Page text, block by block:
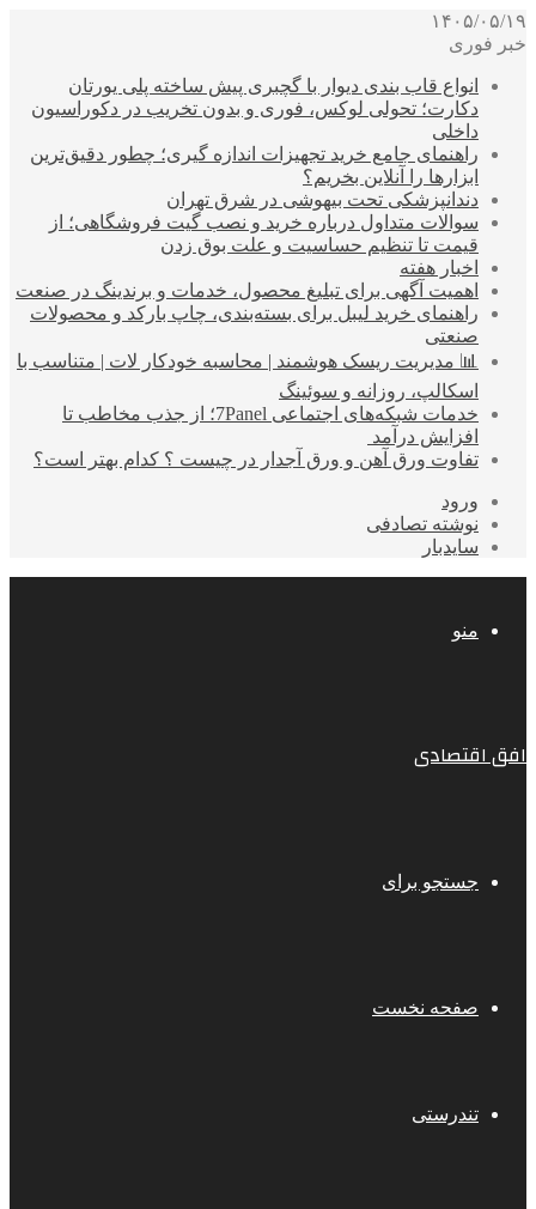
۱۴۰۵/۰۵/۱۹
خبر فوری
انواع قاب بندی دیوار با گچبری پیش ساخته پلی یورتان
دکارت؛ تحولی لوکس، فوری و بدون تخریب در دکوراسیون
داخلی
راهنمای جامع خرید تجهیزات اندازه گیری؛ چطور دقیق‌ترین
ابزارها را آنلاین بخریم؟
دندانپزشکی تحت بیهوشی در شرق تهران
سوالات متداول درباره خرید و نصب گیت فروشگاهی؛ از
قیمت تا تنظیم حساسیت و علت بوق زدن
اخبار هفته
اهمیت آگهی برای تبلیغ محصول، خدمات و برندینگ در صنعت
راهنمای خرید لیبل برای بسته‌بندی، چاپ بارکد و محصولات
صنعتی
📊 مدیریت ریسک هوشمند | محاسبه خودکار لات | متناسب با
اسکالپ، روزانه و سوئینگ
خدمات شبکه‌های اجتماعی 7Panel؛ از جذب مخاطب تا
افزایش درآمد
تفاوت ورق آهن و ورق آجدار در چیست ؟ کدام بهتر است؟
ورود
نوشته تصادفی
سایدبار
منو
افق اقتصادی
جستجو برای
صفحه نخست
تندرستی